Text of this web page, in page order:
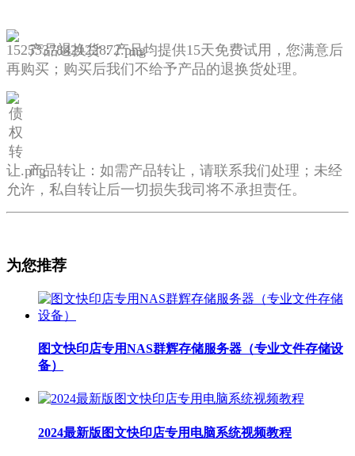
产品退换货：产品均提供15天免费试用，您满意后
再购买；购买后我们不给予产品的退换货处理。
产品转让：如需产品转让，请联系我们处理；未经
允许，私自转让后一切损失我司将不承担责任。
为您推荐
图文快印店专用NAS群辉存储服务器（专业文件存储设
备）
2024最新版图文快印店专用电脑系统视频教程